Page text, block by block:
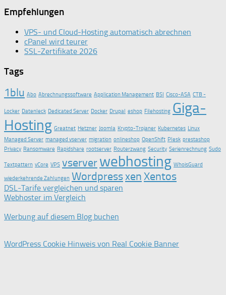
Empfehlungen
VPS- und Cloud-Hosting automatisch abrechnen
cPanel wird teurer
SSL-Zertifikate 2026
Tags
1blu Abo Abrechnungssoftware Application Management BSI Cisco-ASA CTB -
Locker Datenleck Dedicated Server Docker Drupal eshop Filehosting Giga-
Hosting Greatnet Hetzner Joomla Krypto-Trojaner Kubernetes Linux
Managed Server managed vserver migration onlineshop OpenShift Plesk prestashop
Privacy Ransomware Rapidshare rootserver Routerzwang Security Serienrechnung Sudo
Textpattern vCore VPS vserverwebhosting WhoisGuard
wiederkehrende Zahlungen WordpressxenXentos
DSL-Tarife vergleichen und sparen
Webhoster im Vergleich
Werbung auf diesem Blog buchen
WordPress Cookie Hinweis von Real Cookie Banner